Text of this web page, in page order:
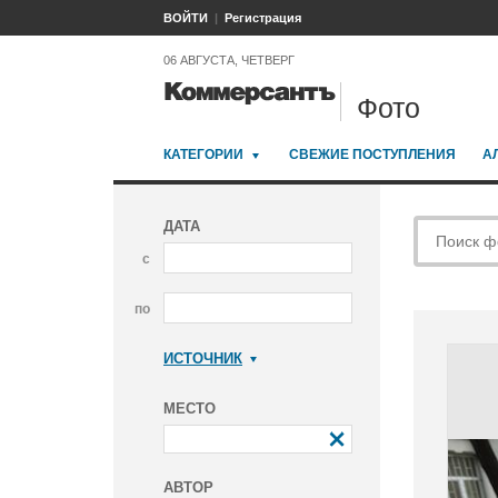
ВОЙТИ Регистрация
06 АВГУСТА, ЧЕТВЕРГ
Фото
КАТЕГОРИИ СВЕЖИЕ ПОСТУПЛЕНИЯ
ДАТА
с
по
ИСТОЧНИК
МЕСТО
АВТОР